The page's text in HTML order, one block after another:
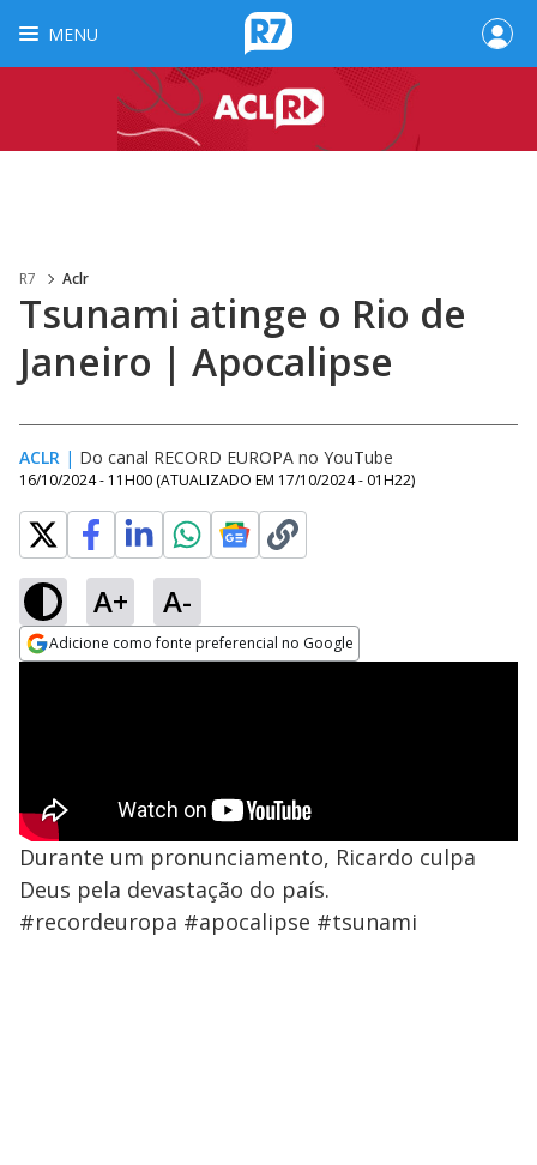
MENU
R7 Aclr
Tsunami atinge o Rio de
Janeiro | Apocalipse
ACLR | Do canal RECORD EUROPA no YouTube
16/10/2024 - 11H00 (ATUALIZADO EM 17/10/2024 - 01H22)
A+ A-
Adicione como fonte preferencial no Google
Durante um pronunciamento, Ricardo culpa
Deus pela devastação do país.
#recordeuropa #apocalipse #tsunami